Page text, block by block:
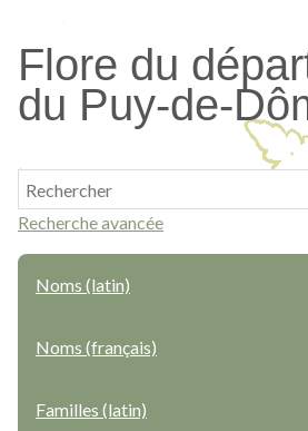
contenu
principal
Flore du
du Puy-de-
Recherche avancée
Noms (latin)
Noms (français)
Familles (latin)